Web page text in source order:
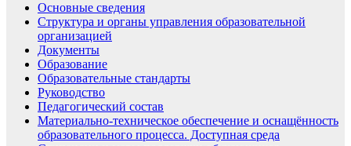
Основные сведения
Структура и органы управления образовательной
организацией
Документы
Образование
Образовательные стандарты
Руководство
Педагогический состав
Материально-техническое обеспечение и оснащённость
образовательного процесса. Доступная среда